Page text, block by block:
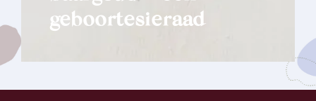
geboortesieraad